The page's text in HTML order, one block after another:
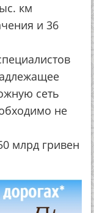
км
и 36
сеть
не
млрд гривен